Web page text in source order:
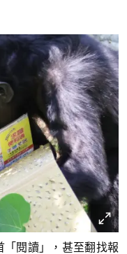
閱讀」，甚至翻找報